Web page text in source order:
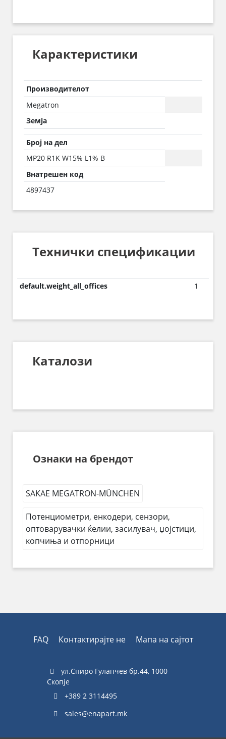
Карактеристики
Производителот
Megatron
Земја
Број на дел
MP20 R1K W15% L1% B
Внатрешен код
4897437
Технички спецификации
default.weight_all_offices 1
Каталози
Ознаки на брендот
SAKAE MEGATRON-MÜNCHEN
Потенциометри, енкодери, сензори,
оптоварувачки ќелии, засилувач, џојстици,
копчиња и отпорници
FAQ Контактирајте не Мапа на сајтот
ул.Спиро Гулапчев бр.44, 1000
Скопје
+389 2 3114495
sales@enapart.mk